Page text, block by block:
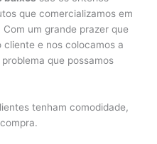
que comercializamos em
Com um grande prazer que
e nos colocamos a
que possamos
tenham comodidade,